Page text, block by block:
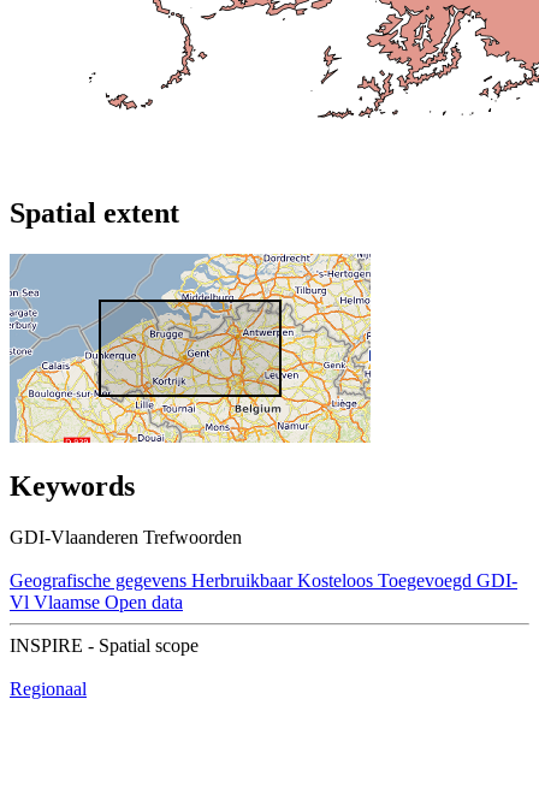
Spatial extent
Keywords
GDI-Vlaanderen Trefwoorden
Geografische gegevens Herbruikbaar Kosteloos Toegevoegd GDI-
Vl Vlaamse Open data
INSPIRE - Spatial scope
Regionaal